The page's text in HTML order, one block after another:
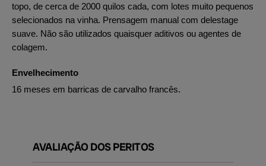
topo, de cerca de 2000 quilos cada, com lotes muito pequenos
selecionados na vinha. Prensagem manual com delestage
suave. Não são utilizados quaisquer aditivos ou agentes de
colagem.
Envelhecimento
16 meses em barricas de carvalho francês.
AVALIAÇÃO DOS PERITOS